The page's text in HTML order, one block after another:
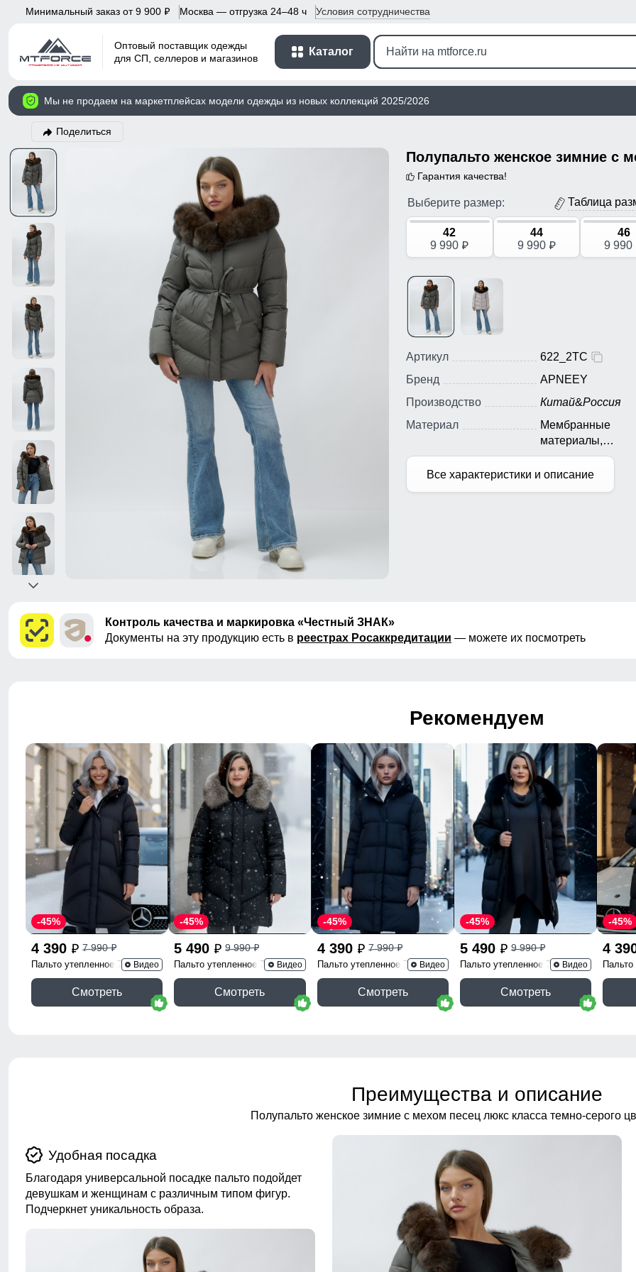
Минимальный заказ от 9 900 p Москва — отгрузка 24–48 ч Условия сотрудничества
Оптовый поставщик одежды
для СП, селлеров и магазинов
Каталог
Мы не продаем на маркетплейсах модели одежды из новых коллекций 2025/2026
Поделиться
Гарантия качества!
Выберите размер: Таблица
42
9 990 p
44
9 990 p
46
9 990
Артикул
622_2TC
Бренд
APNEEY
Производство
Китай&Россия
Материал
Мембранные
материалы,
Натуральные
материалы,
Плащевка,
Все характеристики и описание
Контроль качества и маркировка «Честный ЗНАК»
Документы на эту продукцию есть в реестрах Росаккредитации — можете их посмотреть
Рекомендуем
4 390 p 7 990p
-45%
Пальто утепленное 7747Ch
Видео
Смотреть
5 490 p 9 990p
-45%
Пальто утепленное 7745Ch
Видео
Смотреть
4 390 p 7 990p
-45%
Пальто утепленное 7618Ch
Видео
Смотреть
5 490 p 9 990p
-45%
Пальто утепленное 7629Ch
Видео
Смотреть
4
-45%
Пальто
Преимущества и описание
Полупальто женское зимние с мехом песец люкс класса темно-серого
Удобная посадка
Благодаря универсальной посадке пальто подойдет
девушкам и женщинам с различным типом фигур.
Подчеркнет уникальность образа.